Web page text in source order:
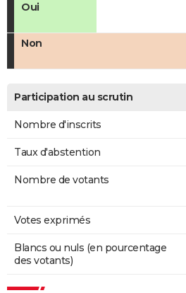
Oui
Non
Participation au scrutin
Nombre d'inscrits
Taux d'abstention
Nombre de votants
Votes exprimés
Blancs ou nuls (en pourcentage
des votants)